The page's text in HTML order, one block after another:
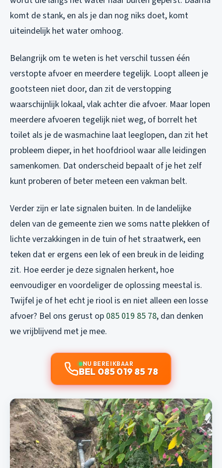
komt de stank, en als je dan nog niks doet, komt
uiteindelijk het water omhoog.
Belangrijk om te weten is het verschil tussen één
verstopte afvoer en meerdere tegelijk. Loopt alleen je
gootsteen niet door, dan zit de verstopping
waarschijnlijk lokaal, vlak achter die afvoer. Maar lopen
meerdere afvoeren tegelijk niet weg, of borrelt het
toilet als je de wasmachine laat leeglopen, dan zit het
probleem dieper, in het hoofdriool waar alle leidingen
samenkomen. Dat onderscheid bepaalt of je het zelf
kunt proberen of beter meteen een vakman belt.
Verder zijn er late signalen buiten. In de landelijke
delen van de gemeente zien we soms natte plekken of
lichte verzakkingen in de tuin of het straatwerk, een
teken dat er ergens een lek of een breuk in de leiding
zit. Hoe eerder je deze signalen herkent, hoe
eenvoudiger en voordeliger de oplossing meestal is.
Twijfel je of het echt je riool is en niet alleen een losse
afvoer? Bel ons gerust op 085 019 85 78, dan denken
we vrijblijvend met je mee.
NU BEREIKBAAR
BEL 085 019 85 78